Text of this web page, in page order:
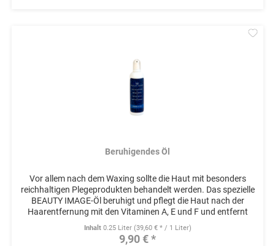
Beruhigendes Öl
Vor allem nach dem Waxing sollte die Haut mit besonders
reichhaltigen Plegeprodukten behandelt werden. Das spezielle
BEAUTY IMAGE-Öl beruhigt und pflegt die Haut nach der
Haarentfernung mit den Vitaminen A, E und F und entfernt
schonend...
Inhalt 0.25 Liter (39,60 € * / 1 Liter)
9,90 € *